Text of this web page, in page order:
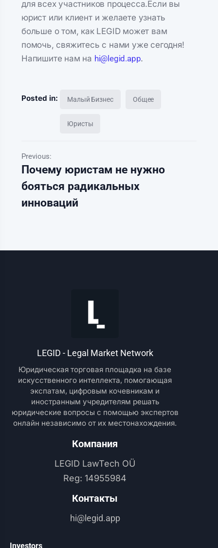
для всех участников процесса.Если вы
юрист или клиент и желаете узнать
больше о том, как LEGID может вам
помочь, свяжитесь с нами уже сегодня!
Напишите нам на hi@legid.app.
Posted in: Малый Бизнес Общее
Юристы
Previous:
Почему юристам не нужно
бояться радикальных
инноваций
LEGID - Legal Market Network
Юридическая торговая площадка на базе
искусственного интеллекта, помогающая
экспатам, цифровым кочевникам и
иностранным учредителям решать
юридические вопросы с помощью экспертов
онлайн независимо от их местонахождения.
Компания
LEGID LawTech OÜ
Reg: 14955984
Контакты
hi@legid.app
Investors